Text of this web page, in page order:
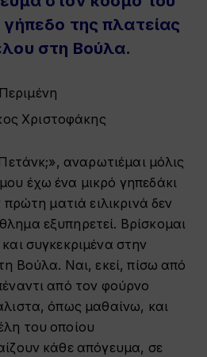
της πλατείας
στη Βούλα.
Χριστοφάκης
αναρωτιέμαι μόλις
έχω ένα μικρό γηπεδάκι
ματιά ειλικρινά δεν
εξυπηρετεί. Βρίσκομαι
συγκεκριμένα στην
Βούλα. Ναι, εκεί, πίσω από
από τον φούρνο
όπως μαθαίνω, και
του οποίου
κάθε απόγευμα, σε